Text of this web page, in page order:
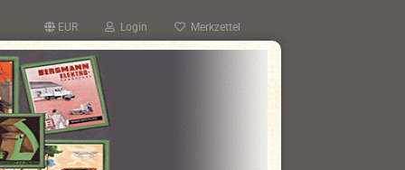
EUR Login Merkzettel